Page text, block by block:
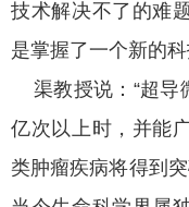
技术解决不了的难
是掌握了一个新的科
渠教授说：“超导
亿次以上时，并能
类肿瘤疾病将得到